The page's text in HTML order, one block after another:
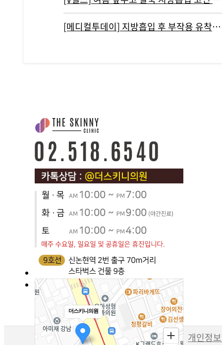
[메디컬투데이] 지방흡입 후 부작용 유착현상인 ‘바이오본드’ 개선하려면?
더스키니의원
개인정